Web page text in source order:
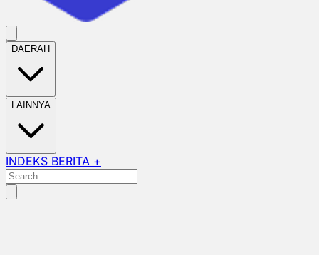
DAERAH
LAINNYA
INDEKS BERITA +